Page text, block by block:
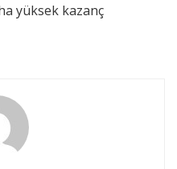
yüksek kazanç